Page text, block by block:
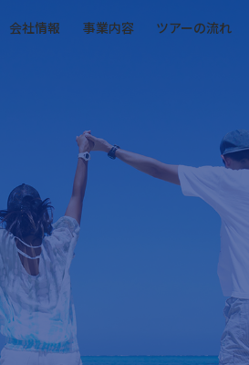
会社情報 事業内容 ツアーの流れ